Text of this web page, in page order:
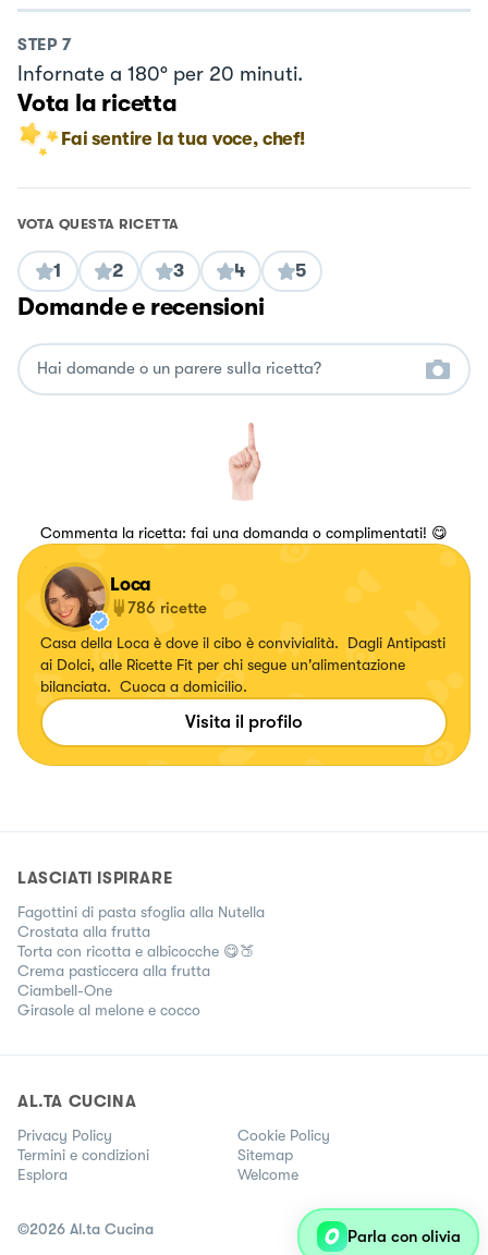
STEP 7
Infornate a 180° per 20 minuti.
Vota la ricetta
Fai sentire la tua voce, chef!
VOTA QUESTA RICETTA
1 2 3 4 5
Domande e recensioni
Commenta la ricetta: fai una domanda o complimentati! 😋
Loca
786 ricette
Casa della Loca è dove il cibo è convivialità. Dagli Antipasti
ai Dolci, alle Ricette Fit per chi segue un'alimentazione
bilanciata. Cuoca a domicilio.
Visita il profilo
LASCIATI ISPIRARE
Fagottini di pasta sfoglia alla Nutella
Crostata alla frutta
Torta con ricotta e albicocche 😋🍑
Crema pasticcera alla frutta
Ciambell-One
Girasole al melone e cocco
AL.TA CUCINA
Privacy Policy
Cookie Policy
Termini e condizioni
Sitemap
Esplora
Welcome
©2026 Al.ta Cucina Parla con olivia